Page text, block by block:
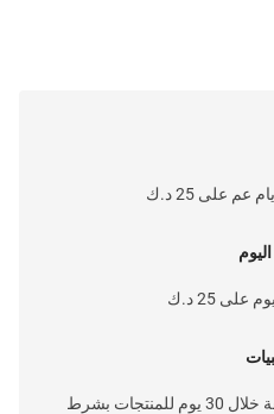
25 د.ك
خدمة إرجاع سهلة وسريعة خلال 30 يوم للمنتجات بشرط